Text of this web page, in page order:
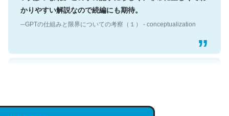
かりやすい解説なので続編にも期待。
─GPTの仕組みと限界についての考察（１） - conceptualization
https://isobe324649.hatenablog.com/entry/2023/03/27